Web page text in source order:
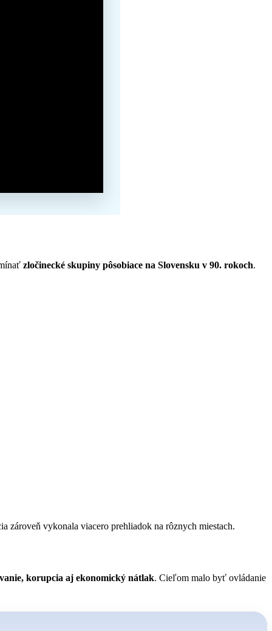
zločinecké skupiny pôsobiace na Slovensku v 90. rokoch.
zároveň vykonala viacero prehliadok na rôznych miestach.
korupcia aj ekonomický nátlak. Cieľom malo byť ovládanie